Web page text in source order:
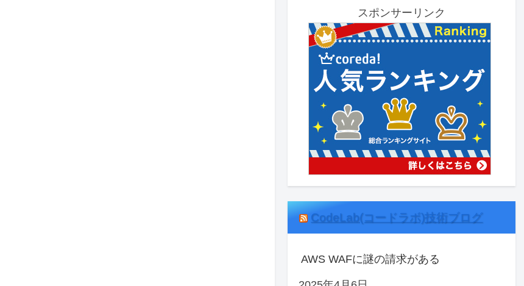
スポンサーリンク
CodeLab(コードラボ)技術ブログ
AWS WAFに謎の請求がある